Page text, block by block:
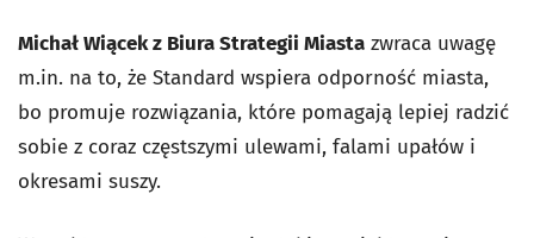
Michał Wiącek z Biura Strategii Miasta zwraca uwagę
m.in. na to, że Standard wspiera odporność miasta,
bo promuje rozwiązania, które pomagają lepiej radzić
sobie z coraz częstszymi ulewami, falami upałów i
okresami suszy.